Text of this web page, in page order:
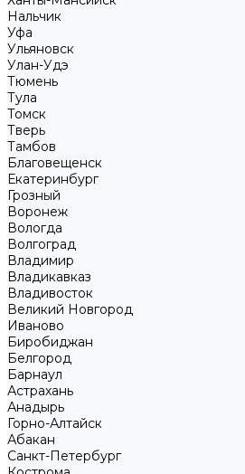
Нальчик
Уфа
Ульяновск
Улан-Удэ
Тюмень
Тула
Томск
Тверь
Тамбов
Благовещенск
Екатеринбург
Грозный
Воронеж
Вологда
Волгоград
Владимир
Владикавказ
Владивосток
Великий Новгород
Иваново
Биробиджан
Белгород
Барнаул
Астрахань
Анадырь
Горно-Алтайск
Абакан
Санкт-Петербург